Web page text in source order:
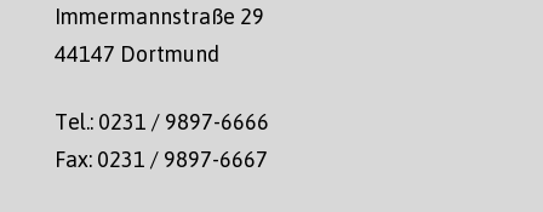
Immermannstraße 29
44147 Dortmund
Tel.: 0231 / 9897-6666
Fax: 0231 / 9897-6667